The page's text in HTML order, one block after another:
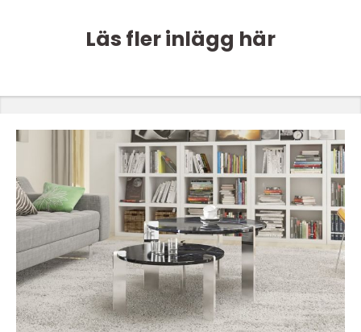
Läs fler inlägg här